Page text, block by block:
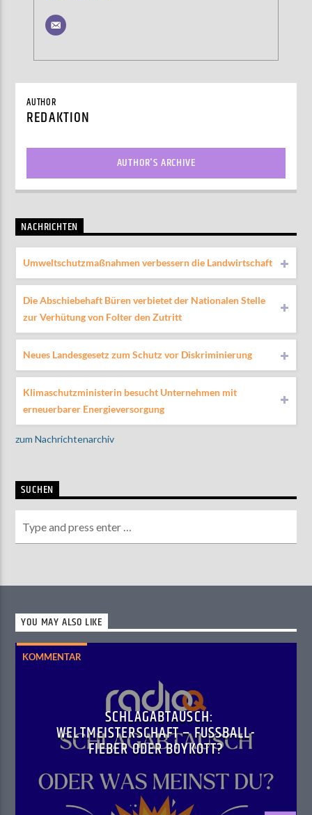
AUTHOR
REDAKTION
AUTHOR'S ARCHIVE
NACHRICHTEN
Umweltschutzmaßnahmen verbessern die Landwirtschaft
Die Abschiebehaft Büren verbietet der Nationalen Stelle
zur Verhütung von Folter den Zutritt
Neues Landesgesetz zum Schutz vor Diskriminierung
Klimaschutzministerin besucht Unternehmen mit
erneuerbarer Energieversorgung
zum Nachrichtenarchiv
SUCHEN
YOU MAY ALSO LIKE
KOMMENTAR
SCHLAGABTAUSCH:
WELTMEISTERSCHAFT – FUSSBALL-F
IEBER ODER BOYKOTT?